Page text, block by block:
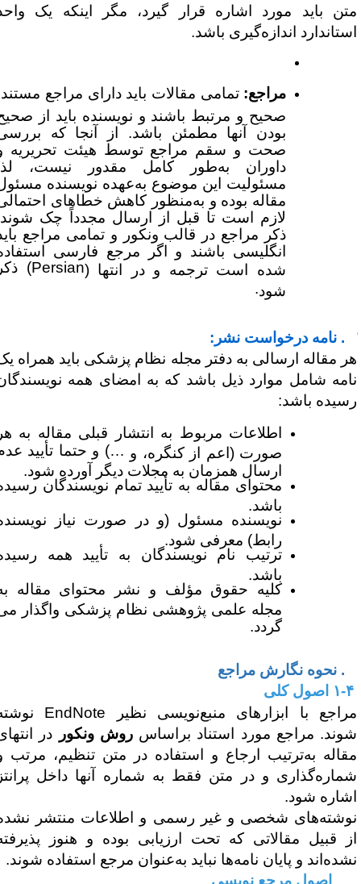
باید مورد اشاره قرار گیرد، مگر اینکه یک واحد
اندازه‌گیری باشد.
مراجع: تمامی مقالات باید دارای مراجع مستند،
صحیح و مرتبط باشند و نویسنده باید از صحیح
بودن آنها مطمئن باشد. از آنجا که بررسی
صحت و سقم مراجع توسط هیئت تحریریه و
داوران به‌طور کامل مقدور نیست، لذا
مسئولیت این موضوع به‌عهده نویسنده مسئول
مقاله بوده و به‌منظور کاهش خطاهای احتمالی
لازم است تا قبل از ارسال مجدداً چک شوند.
ذکر مراجع در قالب ونکور و تمامی مراجع باید
انگلیسی باشند و اگر مرجع فارسی استفاده
شده است ترجمه و در انتها (
Persian) ذکر
شود.
نشر:
مقاله ارسالی به دفتر مجله نظام پزشکی باید همراه یک
شامل موارد ذیل باشد که به امضای همه نویسندگان
باشد:
اطلاعات مربوط به انتشار قبلی مقاله به هر
صورت (اعم از کنگره، و…) و حتما تأیید عدم
ارسال همزمان به مجلات دیگر آورده شود.
محتوای مقاله به تأیید تمام نویسندگان رسیده
باشد.
نویسنده مسئول (و در صورت نیاز نویسنده
رابط) معرفی شود.
ترتیب نام نویسندگان به تأیید همه رسیده
باشد.
کلیه حقوق مؤلف و نشر محتوای مقاله به
مجله علمی پژوهشی نظام پزشکی واگذار می
گردد.
۱-۴ اصول کلی
با ابزارهای منبع‌نویسی نظیر
EndNoteنوشته
مراجع مورد استناد براساسروش ونکوردر انتهای
به‌ترتیب ارجاع و استفاده در متن تنظیم، مرتب و
و در متن فقط به شماره آنها داخل پرانتز
شود.
شخصی و غیر رسمی و اطلاعات منتشر نشده
قبیل مقالاتی که تحت ارزیابی بوده و هنوز پذیرفته
و پایان نامه‌ها نباید به‌عنوان مرجع استفاده شوند.